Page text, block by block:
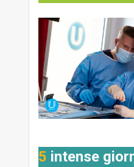
5 intense